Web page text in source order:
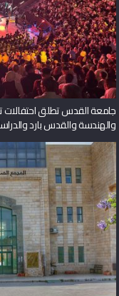
جامعة القدس تطلق احتفالات
والهندسة والقدس بارد